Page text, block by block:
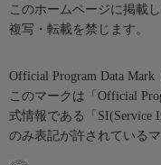
このホームページに掲載
複写・転載を禁じます。
Official Program Data Mark
このマークは「Official
式情報である「SI(Service
のみ表記が許されているマ